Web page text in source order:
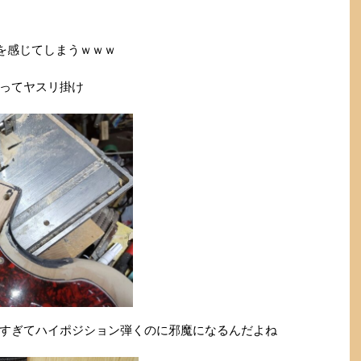
感じてしまうｗｗｗ
てヤスリ掛け
ぎてハイポジション弾くのに邪魔になるんだよね